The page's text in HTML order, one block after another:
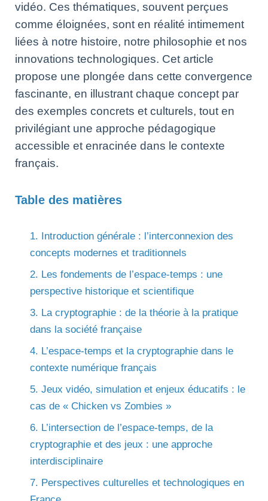
vidéo. Ces thématiques, souvent perçues
comme éloignées, sont en réalité intimement
liées à notre histoire, notre philosophie et nos
innovations technologiques. Cet article
propose une plongée dans cette convergence
fascinante, en illustrant chaque concept par
des exemples concrets et culturels, tout en
privilégiant une approche pédagogique
accessible et enracinée dans le contexte
français.
Table des matières
1. Introduction générale : l’interconnexion des
concepts modernes et traditionnels
2. Les fondements de l’espace-temps : une
perspective historique et scientifique
3. La cryptographie : de la théorie à la pratique
dans la société française
4. L’espace-temps et la cryptographie dans le
contexte numérique français
5. Jeux vidéo, simulation et enjeux éducatifs : le
cas de « Chicken vs Zombies »
6. L’intersection de l’espace-temps, de la
cryptographie et des jeux : une approche
interdisciplinaire
7. Perspectives culturelles et technologiques en